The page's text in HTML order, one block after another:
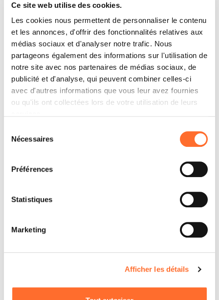
Ce site web utilise des cookies.
Les cookies nous permettent de personnaliser le contenu
et les annonces, d'offrir des fonctionnalités relatives aux
médias sociaux et d'analyser notre trafic. Nous
partageons également des informations sur l'utilisation de
notre site avec nos partenaires de médias sociaux, de
publicité et d'analyse, qui peuvent combiner celles-ci
avec d'autres informations que vous leur avez fournies
ou qu'ils ont collectées lors de votre utilisation de leurs
Nécessaires
Préférences
Statistiques
Marketing
Afficher les détails
Contactez